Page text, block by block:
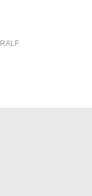
RALF